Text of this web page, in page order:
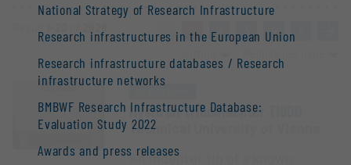
National Strategy of Research Infrastructure
Research infrastructures in the European Union
Research infrastructure databases / Research
infrastructure networks
BMBWF Research Infrastructure Database:
Evaluation Study 2022
Awards and press releases
« 1 2 3 4
Hysitron TriboIn­denter TI900
Technical University of Vienna
An indenter tip of a known